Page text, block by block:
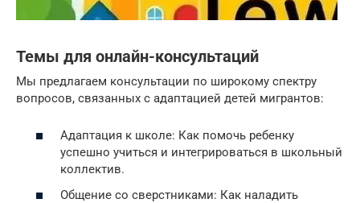
Темы для онлайн-консультаций
Мы предлагаем консультации по широкому спектру
вопросов, связанных с адаптацией детей мигрантов:
Адаптация к школе: Как помочь ребенку
успешно учиться и интегрироваться в школьный
коллектив.
Общение со сверстниками: Как наладить